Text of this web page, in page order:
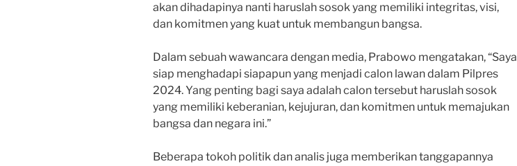
akan dihadapinya nanti haruslah sosok yang memiliki integritas, visi,
dan komitmen yang kuat untuk membangun bangsa.
Dalam sebuah wawancara dengan media, Prabowo mengatakan, “Saya
siap menghadapi siapapun yang menjadi calon lawan dalam Pilpres
2024. Yang penting bagi saya adalah calon tersebut haruslah sosok
yang memiliki keberanian, kejujuran, dan komitmen untuk memajukan
bangsa dan negara ini.”
Beberapa tokoh politik dan analis juga memberikan tanggapannya